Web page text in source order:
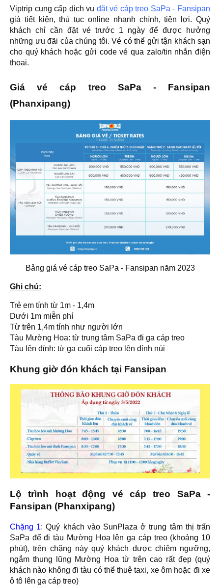
Viptrip cung cấp dịch vụ đặt vé cáp treo SaPa - Fansipan
giá tiết kiện, thủ tục online nhanh chính, tiện lợi. Quý
khách chỉ cần đặt vé trước 1 ngày để được hưởng
những ưu đãi của chúng tôi. Vé có thể gửi tận khách sạn
cho quý khách hoặc gửi code vé qua zalo/tin nhắn điện
thoại.
Giá vé cáp treo SaPa - Fansipan
(Phanxipang)
Bảng giá vé cáp treo SaPa - Fansipan năm 2023
Ghi chú:
Trẻ em tính từ 1m - 1,4m
Dưới 1m miễn phí
Từ trên 1,4m tính như người lớn
Tàu Mường Hoa: từ trung tâm SaPa đi ga cáp treo
Tàu lên đỉnh: từ ga cuối cáp treo lên đỉnh núi
Khung giờ đón khách tại Fansipan
Lộ trình hoạt động vé cáp treo SaPa -
Fansipan (Phanxipang)
Chặng 1: Quý khách vào SunPlaza ở trung tâm thị trấn
SaPa để đi tàu Mường Hoa lên ga cáp treo (khoảng 10
phút), trên chặng này quý khách được chiêm ngưỡng,
ngắm thung lũng Mường Hoa từ trên cao rất đẹp (quý
khách nào không đi tàu có thể thuê taxi, xe ôm hoặc đi xe
ô tô lên ga cáp treo)